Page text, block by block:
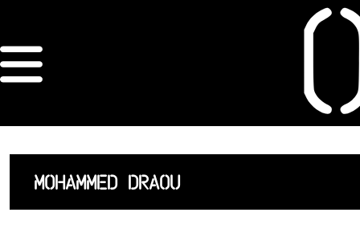
ORDRE DES
ARCHITECTES
ACCUEIL
LISTE DES
MOHAMMED DRAOU